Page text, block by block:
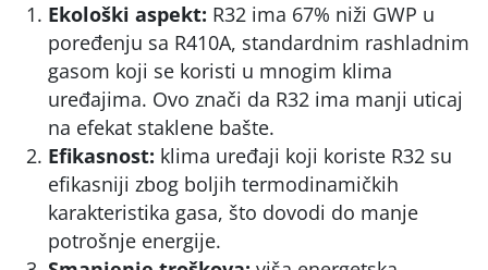
Ekološki aspekt: R32 ima 67% niži GWP u
poređenju sa R410A, standardnim rashladnim
gasom koji se koristi u mnogim klima
uređajima. Ovo znači da R32 ima manji uticaj
na efekat staklene bašte.
Efikasnost: klima uređaji koji koriste R32 su
efikasniji zbog boljih termodinamičkih
karakteristika gasa, što dovodi do manje
potrošnje energije.